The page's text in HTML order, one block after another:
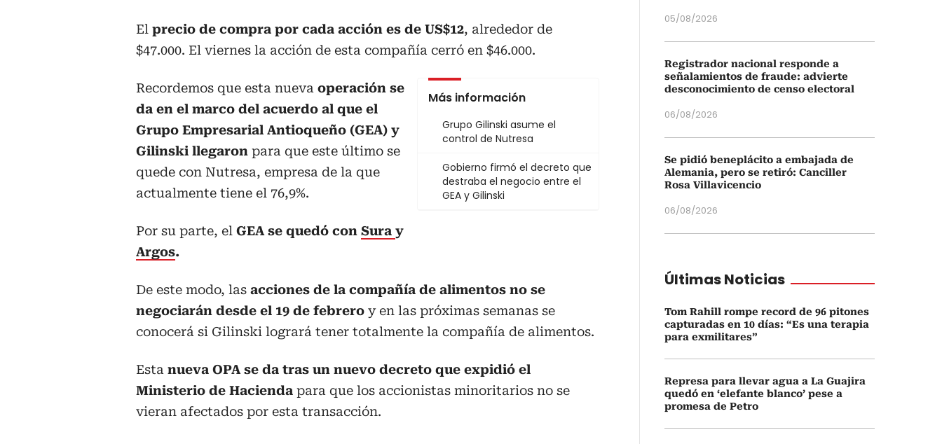
El precio de compra por cada acción es de US$12, alrededor de
$47.000. El viernes la acción de esta compañía cerró en $46.000.
Más información
Grupo Gilinski asume el
control de Nutresa
Gobierno firmó el decreto que
destraba el negocio entre el
GEA y Gilinski
Recordemos que esta nueva operación se
da en el marco del acuerdo al que el
Grupo Empresarial Antioqueño (GEA) y
Gilinski llegaron para que este último se
quede con Nutresa, empresa de la que
actualmente tiene el 76,9%.
Por su parte, el GEA se quedó con Sura y
Argos.
De este modo, las acciones de la compañía de alimentos no se
negociarán desde el 19 de febrero y en las próximas semanas se
conocerá si Gilinski logrará tener totalmente la compañía de alimentos.
Esta nueva OPA se da tras un nuevo decreto que expidió el
Ministerio de Hacienda para que los accionistas minoritarios no se
vieran afectados por esta transacción.
05/08/2026
Registrador nacional responde a
señalamientos de fraude: advierte
desconocimiento de censo electoral
06/08/2026
Se pidió beneplácito a embajada de
Alemania, pero se retiró: Canciller
Rosa Villavicencio
06/08/2026
Últimas Noticias
Tom Rahill rompe record de 96 pitones
capturadas en 10 días: “Es una terapia
para exmilitares”
Represa para llevar agua a La Guajira
quedó en ‘elefante blanco’ pese a
promesa de Petro